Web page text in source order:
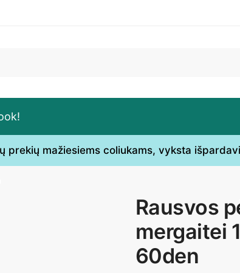
prekių mažiesiems coliukams, vyksta
Rausvos
mergaitei
60den